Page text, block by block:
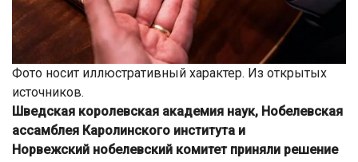
Фото носит иллюстративный характер. Из открытых
источников.
Шведская королевская академия наук, Нобелевская
ассамблея Каролинского института и
Норвежский нобелевский комитет приняли решение